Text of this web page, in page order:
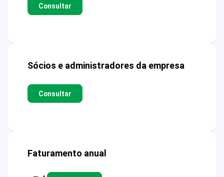
Consultar
Sócios e administradores da empresa
Consultar
Faturamento anual